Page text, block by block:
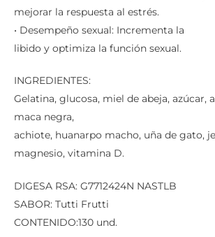
mejorar la respuesta al estrés.
• Desempeño sexual: Incrementa la
libido y optimiza la función sexual.
INGREDIENTES:
Gelatina, glucosa, miel de abeja, azúcar,
maca negra,
achiote, huanarpo macho, uña de gato,
magnesio, vitamina D.
DIGESA RSA: G7712424N NASTLB
SABOR: Tutti Frutti
CONTENIDO:130 und.